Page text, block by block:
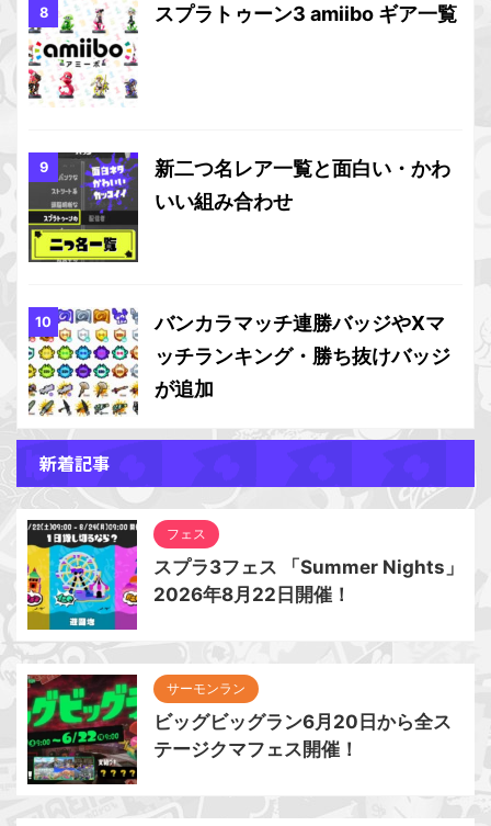
スプラトゥーン3 amiibo ギア一覧
新二つ名レア一覧と面白い・かわ
いい組み合わせ
バンカラマッチ連勝バッジやXマ
ッチランキング・勝ち抜けバッジ
が追加
新着記事
フェス
スプラ3フェス 「Summer Nights」
2026年8月22日開催！
サーモンラン
ビッグビッグラン6月20日から全ス
テージクマフェス開催！